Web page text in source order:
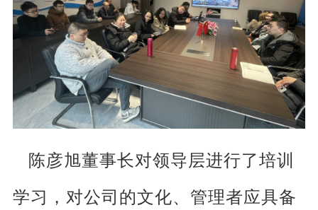
陈彦旭董事长对领导层进行了培训
学习，对公司的文化、管理者应具备